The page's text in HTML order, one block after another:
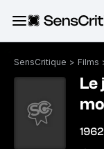
SensCritique > Films
Le
1962